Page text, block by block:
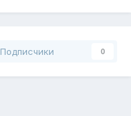
Подписчики 0